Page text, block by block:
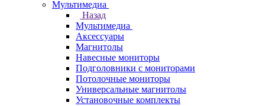
Мультимедиа
Назад
Мультимедиа
Аксессуары
Магнитолы
Навесные мониторы
Подголовники с мониторами
Потолочные мониторы
Универсальные магнитолы
Установочные комплекты